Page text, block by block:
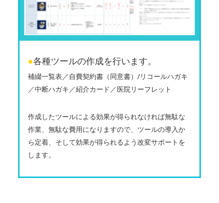
●各種ツールの作成を行います。
補綴一覧表／自費契約書（同意書）/リコールハガキ
／中断ハガキ／紹介カード／医院リーフレット
作成したツールによる効果が得られなければ無駄な
作業、無駄な費用になりますので、ツールの導入か
ら定着、そして効果が得られるよう改変サポートを
します。